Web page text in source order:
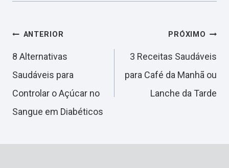
Navegação
de
Post
ANTERIOR
8 Alternativas
Saudáveis para
Controlar o Açúcar no
Sangue em Diabéticos
PRÓXIMO
3 Receitas Saudáveis
para Café da Manhã ou
Lanche da Tarde